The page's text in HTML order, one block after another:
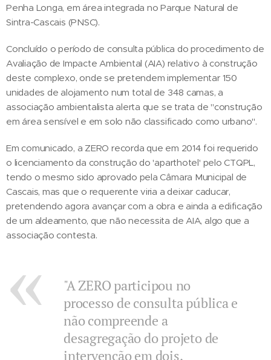
Penha Longa, em área integrada no Parque Natural de
Sintra-Cascais (PNSC).
Concluído o período de consulta pública do procedimento de
Avaliação de Impacte Ambiental (AIA) relativo à construção
deste complexo, onde se pretendem implementar 150
unidades de alojamento num total de 348 camas, a
associação ambientalista alerta que se trata de "construção
em área sensível e em solo não classificado como urbano".
Em comunicado, a ZERO recorda que em 2014 foi requerido
o licenciamento da construção do 'aparthotel' pelo CTQPL,
tendo o mesmo sido aprovado pela Câmara Municipal de
Cascais, mas que o requerente viria a deixar caducar,
pretendendo agora avançar com a obra e ainda a edificação
de um aldeamento, que não necessita de AIA, algo que a
associação contesta.
"A ZERO participou no
processo de consulta pública e
não compreende a
desagregação do projeto de
intervenção em dois,